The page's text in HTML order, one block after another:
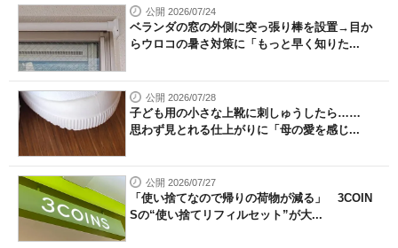
公開 2026/07/24
ベランダの窓の外側に突っ張り棒を設置→目か
らウロコの暑さ対策に「もっと早く知りた...
公開 2026/07/28
子ども用の小さな上靴に刺しゅうしたら……
思わず見とれる仕上がりに「母の愛を感じ...
公開 2026/07/27
「使い捨てなので帰りの荷物が減る」 3COIN
Sの“使い捨てリフィルセット”が大...